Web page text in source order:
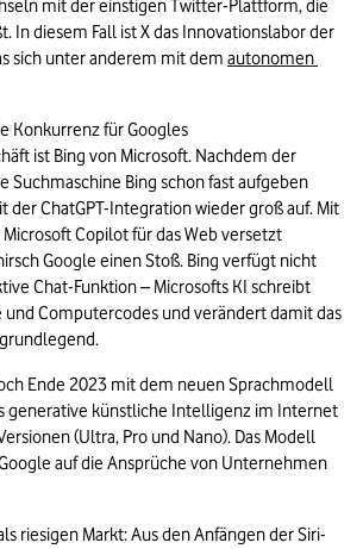
mit der einstigen Twitter-Plattform, die
In diesem Fall ist X das Innovationslabor der
sich unter anderem mit dem autonomen
Konkurrenz für Googles
ist Bing von Microsoft. Nachdem der
Suchmaschine Bing schon fast aufgeben
ChatGPT-Integration wieder groß auf. Mit
Copilot für das Web versetzt
Google einen Stoß. Bing verfügt nicht
Chat-Funktion – Microsofts KI schreibt
und Computercodes und verändert damit das
Ende 2023 mit dem neuen Sprachmodell
generative künstliche Intelligenz im Internet
(Ultra, Pro und Nano). Das Modell
auf die Ansprüche von Unternehmen
riesigen Markt: Aus den Anfängen der Siri-